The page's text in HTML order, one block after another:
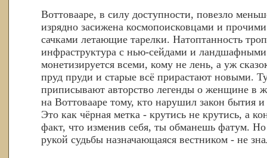
Воттовааре, в силу доступности, повезло
изрядно засижена космопоисковцами и
сачками летающие тарелки. Натоптанность
инфраструктура с нью-сейдами и
монетизируется всеми, кому не лень, а уж
пруд пруди и старые всё прирастают новыми.
приписывают авторство легенды о женщине в
на Воттовааре тому, кто нарушил закон бытия
Это как чёрная метка - крутись не крутись, а
факт, что изменив себя, ты обманешь фатум.
рукой судьбы назначающаяся вестником - не